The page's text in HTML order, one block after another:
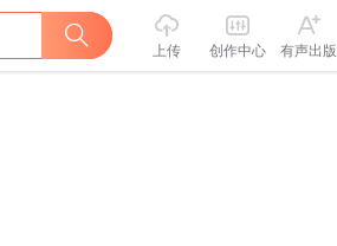
上传 创作中心 有声出版